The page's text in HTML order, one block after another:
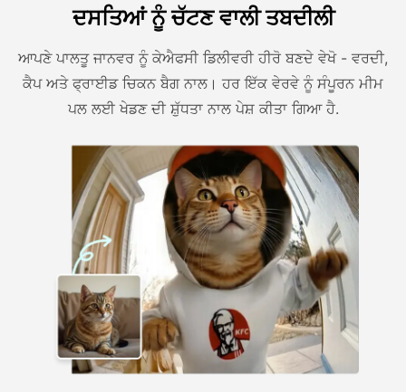
ਦਸਤਿਆਂ ਨੂੰ ਚੱਟਣ ਵਾਲੀ ਤਬਦੀਲੀ
ਆਪਣੇ ਪਾਲਤੂ ਜਾਨਵਰ ਨੂੰ ਕੇਐਫਸੀ ਡਿਲੀਵਰੀ ਹੀਰੋ ਬਣਦੇ ਵੇਖੋ - ਵਰਦੀ,
ਕੈਪ ਅਤੇ ਫ੍ਰਾਈਡ ਚਿਕਨ ਬੈਗ ਨਾਲ। ਹਰ ਇੱਕ ਵੇਰਵੇ ਨੂੰ ਸੰਪੂਰਨ ਮੀਮ
ਪਲ ਲਈ ਖੇਡਣ ਦੀ ਸ਼ੁੱਧਤਾ ਨਾਲ ਪੇਸ਼ ਕੀਤਾ ਗਿਆ ਹੈ.